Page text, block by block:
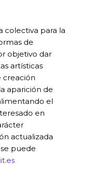
colectiva para la
de
objetivo dar
artísticas
creación
aparición de
el
en
actualizada
puede